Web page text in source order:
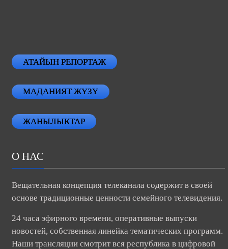
АТАЙЫН РЕПОРТАЖ
МАДАНИЯТ ЖҮЗҮ
ЖАНЫЛЫКТАР
О НАС
Вещательная концепция телеканала содержит в своей
основе традиционные ценности семейного телевидения.
24 часа эфирного времени, оперативные выпуски
новостей, собственная линейка тематических программ.
Наши трансляции смотрит вся республика в цифровой